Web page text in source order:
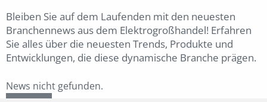
Bleiben Sie auf dem Laufenden mit den neuesten
Branchennews aus dem Elektrogroßhandel! Erfahren
Sie alles über die neuesten Trends, Produkte und
Entwicklungen, die diese dynamische Branche prägen.
News nicht gefunden.